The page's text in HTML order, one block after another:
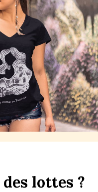
des lottes ?